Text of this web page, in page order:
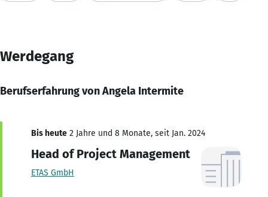
Werdegang
Berufserfahrung von Angela Intermite
Bis heute 2 Jahre und 8 Monate, seit Jan. 2024
Head of Project Management
ETAS GmbH